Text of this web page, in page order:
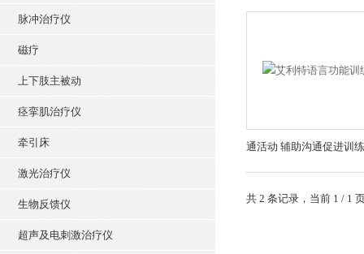
脉冲治疗仪
磁疗
上下肢主被动
痉挛肌治疗仪
牵引床
激光治疗仪
生物反馈仪
超声及电刺激治疗仪
通活动 辅助沟通促进训
共 2 条记录，当前 1 / 1